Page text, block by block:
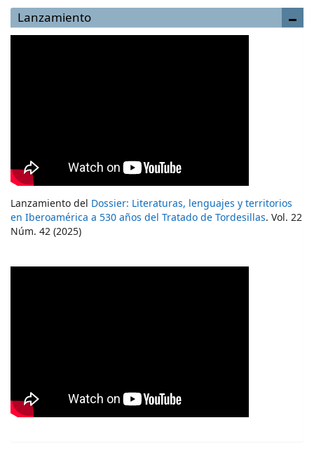
Lanzamiento
Lanzamiento del Dossier: Literaturas, lenguajes y territorios
en Iberoamérica a 530 años del Tratado de Tordesillas. Vol. 22
Núm. 42 (2025)